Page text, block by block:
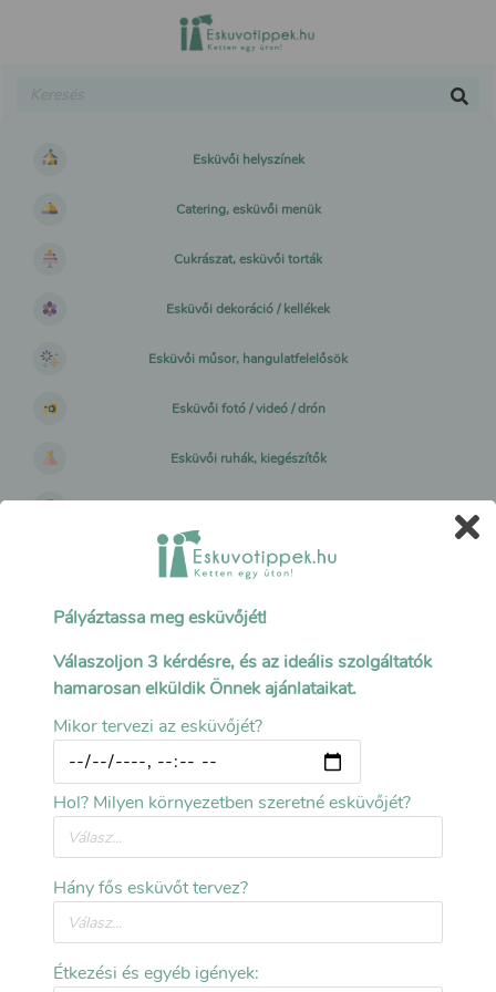
Esküvői helyszínek
Catering, esküvői menük
Cukrászat, esküvői torták
Esküvői dekoráció / kellékek
Esküvői műsor, hangulatfelelősök
Esküvői fotó / videó / drón
Esküvői ruhák, kiegészítők
> Oltár helyett esküdj ilyen csodaszép kapuk alatt!
Pályáztassa meg esküvőjét!
Válaszoljon 3 kérdésre, és az ideális szolgáltatók
hamarosan elküldik Önnek ajánlataikat.
Mikor tervezi az esküvőjét?
Hol? Milyen környezetben szeretné esküvőjét?
Hány fős esküvőt tervez?
Étkezési és egyéb igények: